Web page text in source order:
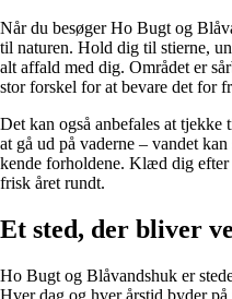
Når du besøger Ho Bugt og
til naturen. Hold dig til stierne,
alt affald med dig. Området er
stor forskel for at bevare det for
Det kan også anbefales at
at gå ud på vaderne – vandet
kende forholdene. Klæd dig
frisk året rundt.
Et sted, der bliver
Ho Bugt og Blåvandshuk er
Hver dag og hver årstid byder